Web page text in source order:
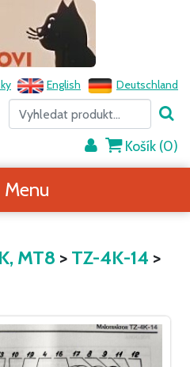
English Deutschland
Košík (0)
Menu
MT8 > TZ-4K-14 >